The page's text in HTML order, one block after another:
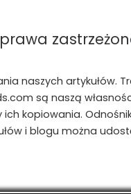
naszych artykułów.
są naszą
ich kopiowania.
i blogu można